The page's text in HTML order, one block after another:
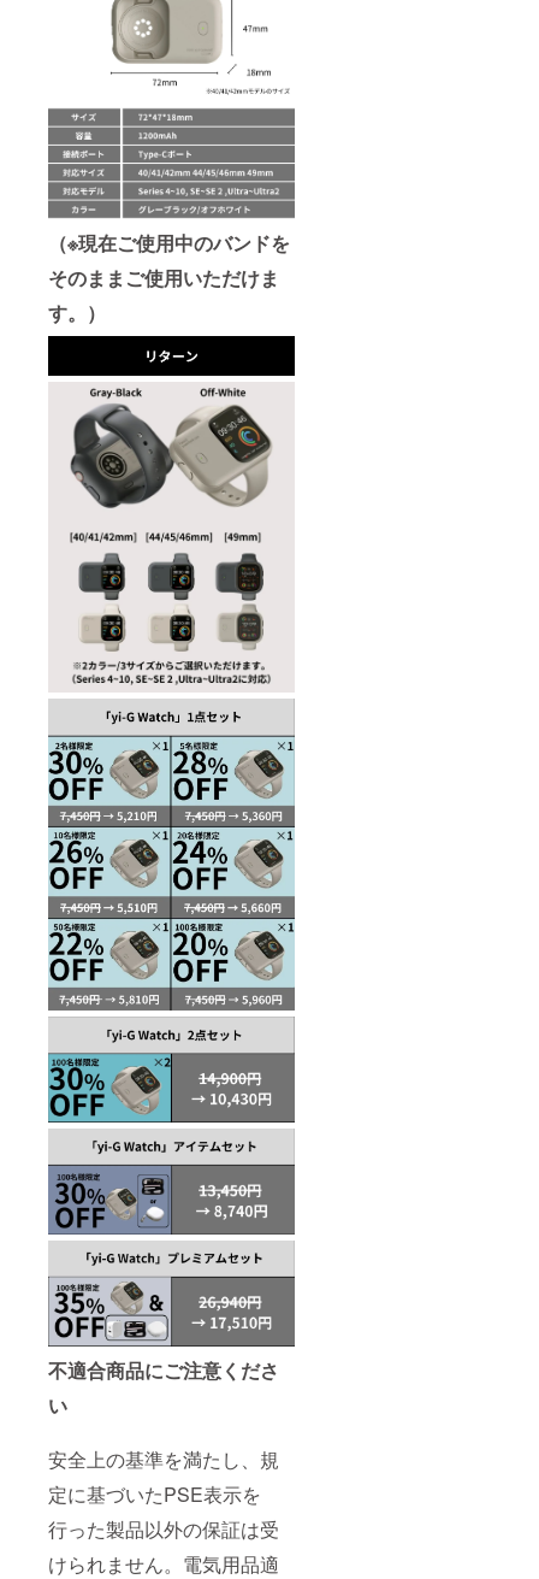
（※現在ご使用中のバンドを
そのままご使用いただけま
す。）
不適合商品にご注意くださ
い
安全上の基準を満たし、規
定に基づいたPSE表示を
行った製品以外の保証は受
けられません。電気用品適